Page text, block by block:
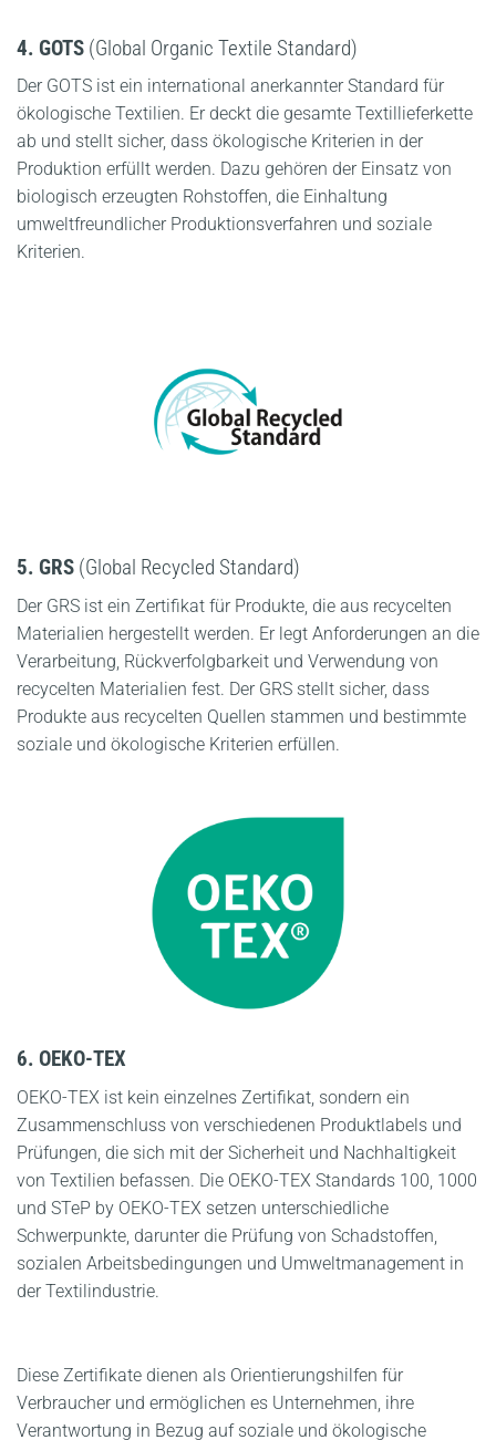
4. GOTS (Global Organic Textile Standard)
Der GOTS ist ein international anerkannter Standard für
ökologische Textilien. Er deckt die gesamte Textillieferkette
ab und stellt sicher, dass ökologische Kriterien in der
Produktion erfüllt werden. Dazu gehören der Einsatz von
biologisch erzeugten Rohstoffen, die Einhaltung
umweltfreundlicher Produktionsverfahren und soziale
Kriterien.
5. GRS (Global Recycled Standard)
Der GRS ist ein Zertifikat für Produkte, die aus recycelten
Materialien hergestellt werden. Er legt Anforderungen an die
Verarbeitung, Rückverfolgbarkeit und Verwendung von
recycelten Materialien fest. Der GRS stellt sicher, dass
Produkte aus recycelten Quellen stammen und bestimmte
soziale und ökologische Kriterien erfüllen.
6. OEKO-TEX
OEKO-TEX ist kein einzelnes Zertifikat, sondern ein
Zusammenschluss von verschiedenen Produktlabels und
Prüfungen, die sich mit der Sicherheit und Nachhaltigkeit
von Textilien befassen. Die OEKO-TEX Standards 100, 1000
und STeP by OEKO-TEX setzen unterschiedliche
Schwerpunkte, darunter die Prüfung von Schadstoffen,
sozialen Arbeitsbedingungen und Umweltmanagement in
der Textilindustrie.
Diese Zertifikate dienen als Orientierungshilfen für
Verbraucher und ermöglichen es Unternehmen, ihre
Verantwortung in Bezug auf soziale und ökologische